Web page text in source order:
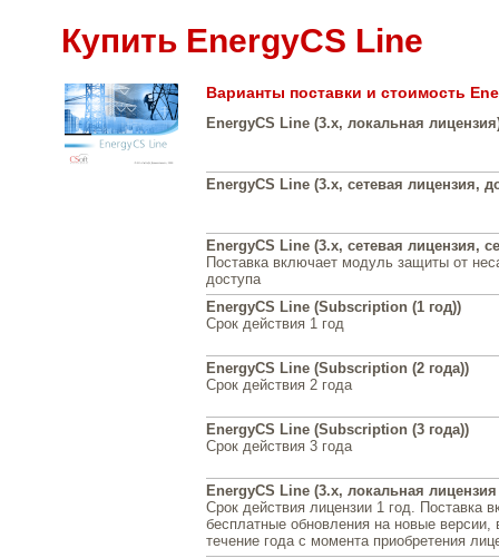
Купить EnergyCS Line
Варианты поставки и стоимость
EnergyCS Line (3.x, локальная
EnergyCS Line (3.x, сетевая лицензия,
EnergyCS Line (3.x, сетевая лицензия,
Поставка включает модуль защиты от
доступа
EnergyCS Line (Subscription (1 год))
Срок действия 1 год
EnergyCS Line (Subscription (2 года))
Срок действия 2 года
EnergyCS Line (Subscription (3 года))
Срок действия 3 года
EnergyCS Line (3.x, локальная лицензия
Срок действия лицензии 1 год. Поставка
бесплатные обновления на новые
течение года с момента приобретения